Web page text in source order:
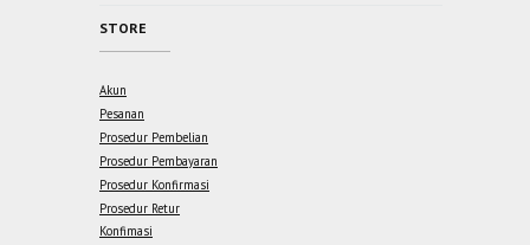
STORE
Akun
Pesanan
Prosedur Pembelian
Prosedur Pembayaran
Prosedur Konfirmasi
Prosedur Retur
Konfimasi